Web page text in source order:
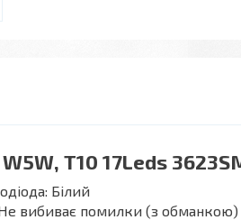
T10 17Leds
Білий
вибиває помилки (з обманкою)